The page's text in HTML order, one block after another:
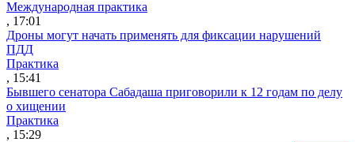
Международная практика
, 17:01
Дроны могут начать применять для фиксации нарушений
ПДД
Практика
, 15:41
Бывшего сенатора Сабадаша приговорили к 12 годам по делу
о хищении
Практика
, 15:29